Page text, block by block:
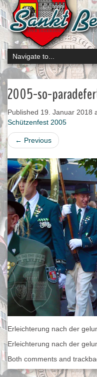
2005-so-
Published 19. Januar 2018
Schützenfest 2005
← Previous
Erleichterung nach der
Erleichterung nach der
Both comments and